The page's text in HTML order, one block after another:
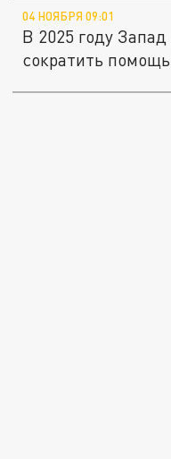
04 НОЯБРЯ 09:01
В 2025 году
сократить помощь